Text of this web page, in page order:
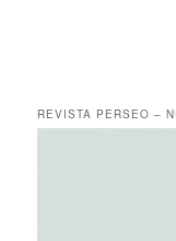
REVISTA PERSEO –